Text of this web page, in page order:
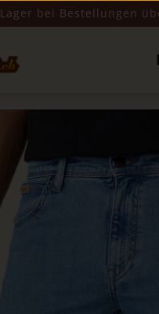
Lager bei Bestellungen